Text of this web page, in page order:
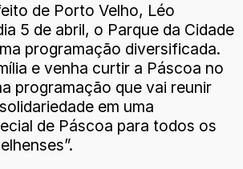
de Porto Velho, Léo
5 de abril, o Parque da Cidade
programação diversificada.
e venha curtir a Páscoa no
programação que vai reunir
em uma
de Páscoa para todos os